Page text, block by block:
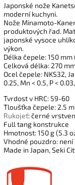
Japonské nože
moderní kuchyni.
Nože Minamoto-
produktových řad.
japonské vysoce
výkon.
Délka čepele: 150 mm
Celková délka: 270
Ocel čepele: NKS32,
0.25, Mn < 0.5, P <
Tvrdost v HRC: 59-60
Tloušťka čepele: 2.5
Rukojeť: černé
Full tang konstrukce
Hmotnost: 150 g (5.3
Vhodné pouzdro: není
Made in Japan, Seki